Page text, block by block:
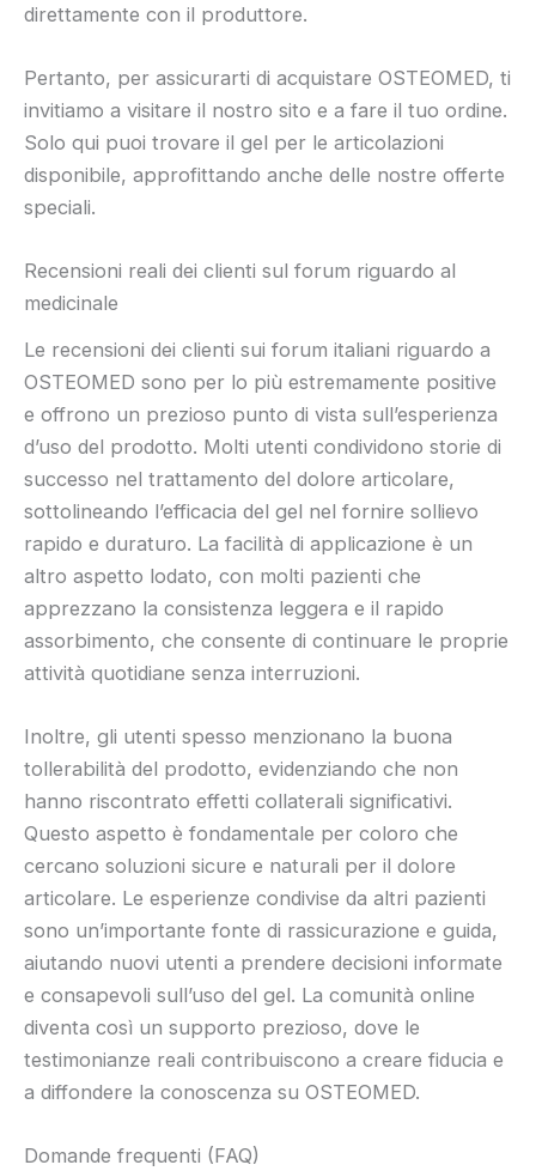
direttamente con il produttore.
Pertanto, per assicurarti di acquistare OSTEOMED, ti
invitiamo a visitare il nostro sito e a fare il tuo ordine.
Solo qui puoi trovare il gel per le articolazioni
disponibile, approfittando anche delle nostre offerte
speciali.
Recensioni reali dei clienti sul forum riguardo al
medicinale
Le recensioni dei clienti sui forum italiani riguardo a
OSTEOMED sono per lo più estremamente positive
e offrono un prezioso punto di vista sull’esperienza
d’uso del prodotto. Molti utenti condividono storie di
successo nel trattamento del dolore articolare,
sottolineando l’efficacia del gel nel fornire sollievo
rapido e duraturo. La facilità di applicazione è un
altro aspetto lodato, con molti pazienti che
apprezzano la consistenza leggera e il rapido
assorbimento, che consente di continuare le proprie
attività quotidiane senza interruzioni.
Inoltre, gli utenti spesso menzionano la buona
tollerabilità del prodotto, evidenziando che non
hanno riscontrato effetti collaterali significativi.
Questo aspetto è fondamentale per coloro che
cercano soluzioni sicure e naturali per il dolore
articolare. Le esperienze condivise da altri pazienti
sono un’importante fonte di rassicurazione e guida,
aiutando nuovi utenti a prendere decisioni informate
e consapevoli sull’uso del gel. La comunità online
diventa così un supporto prezioso, dove le
testimonianze reali contribuiscono a creare fiducia e
a diffondere la conoscenza su OSTEOMED.
Domande frequenti (FAQ)